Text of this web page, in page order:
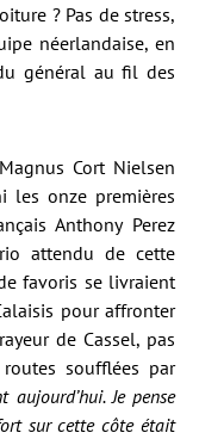
? Pas de stress,
néerlandaise, en
général au fil des
Cort Nielsen
les onze premières
Anthony Perez
attendu de cette
favoris se livraient
pour affronter
de Cassel, pas
soufflées par
Je pense
sur cette côte était